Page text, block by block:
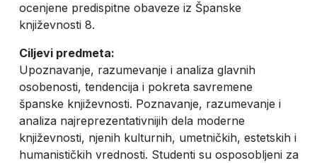
ocenjene predispitne obaveze iz Španske
književnosti 8.
Ciljevi predmeta:
Upoznavanje, razumevanje i analiza glavnih
osobenosti, tendencija i pokreta savremene
španske književnosti. Poznavanje, razumevanje i
analiza najreprezentativnijih dela moderne
književnosti, njenih kulturnih, umetničkih, estetskih i
humanističkih vrednosti. Studenti su osposobljeni za